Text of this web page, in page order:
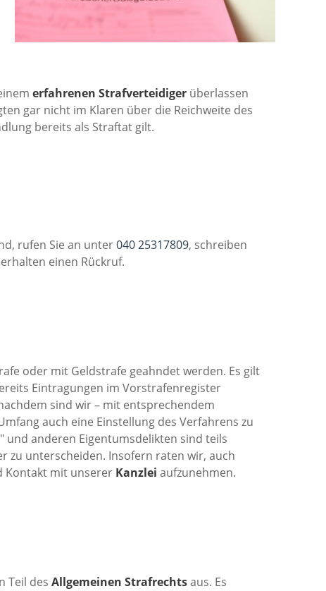
erfahrenen Strafverteidiger überlassen
gar nicht im Klaren über die Reichweite des
bereits als Straftat gilt.
rufen Sie an unter040 25317809, schreiben
einen Rückruf.
oder mit Geldstrafe geahndet werden. Es gilt
Eintragungen im Vorstrafenregister
sind wir – mit entsprechendem
auch eine Einstellung des Verfahrens zu
und anderen Eigentumsdelikten sind teils
zu unterscheiden. Insofern raten wir, auch
Kontakt mit unserer Kanzlei aufzunehmen.
Teil des Allgemeinen Strafrechtsaus. Es